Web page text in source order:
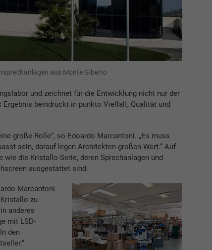
aus Monte Giberto
und zeichnet für die Entwicklung nicht nur der
beindruckt in punkto Vielfalt, Qualität und
große Rolle“, so Edoardo Marcantoni. „Es muss
sein, darauf legen Architekten großen Wert.“ Auf
die Kristallo-Serie, deren Sprechanlagen und
ausgestattet sind.
Marcantoni.
zu
anderes
mit LSD-
den